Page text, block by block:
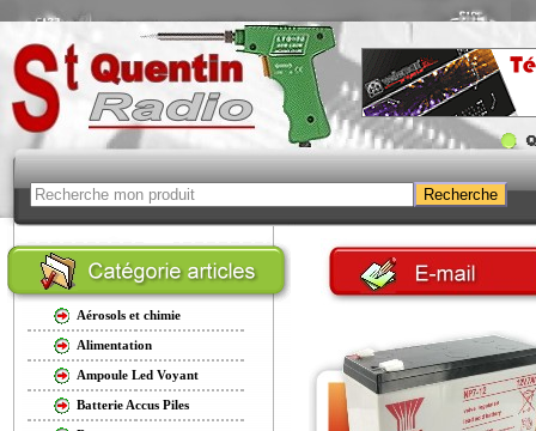
Aérosols et chimie
Alimentation
Ampoule Led Voyant
Batterie Accus Piles